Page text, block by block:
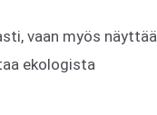
vaan myös näyttää
ekologista